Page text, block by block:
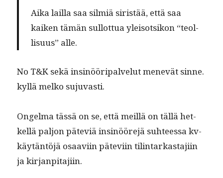
Aika lail­la saa silmiä siristää, että saa
kaiken tämän sul­lot­tua yleisot­sikon “teol­
lisu­us” alle.
No T&K sekä insinööri­palve­lut menevät sinne.
kyl­lä melko sujuvasti.
Ongel­ma tässä on se, että meil­lä on täl­lä het­
kel­lä paljon päte­viä insinööre­jä suh­teessa kv-
käytän­töjä osaavi­in päte­vi­in tilin­tarkas­ta­ji­in
ja kirjanpitajiin.